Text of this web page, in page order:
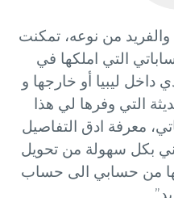
من نوعه، تمكنت
التي املكها في
ليبيا أو خارجها و
التي وفرها لي هذا
معرفة ادق التفاصيل
بكل سهولة من تحويل
من حسابي الى حساب